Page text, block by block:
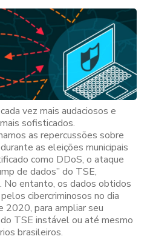
vez mais audaciosos e
sofisticados.
as repercussões sobre
as eleições municipais
como DDoS, o ataque
de dados” do TSE,
No entanto, os dados obtidos
cibercriminosos no dia
2020, para ampliar seu
TSE instável ou até mesmo
brasileiros.